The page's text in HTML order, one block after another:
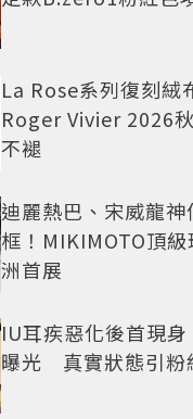
La Rose系列復刻絨
Roger Vivier 2026
不褪
迪麗熱巴、宋威龍神
框！MIKIMOTO頂
洲首展
IU耳疾惡化後首現
曝光 真實狀態引粉